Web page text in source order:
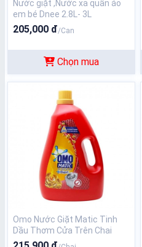
Nước giặt ,Nước xả quần áo
em bé Dnee 2.8L- 3L
205,000 đ/Can
Chọn mua
Omo Nước Giặt Matic Tinh
Dầu Thơm Cửa Trên Chai
3kg7